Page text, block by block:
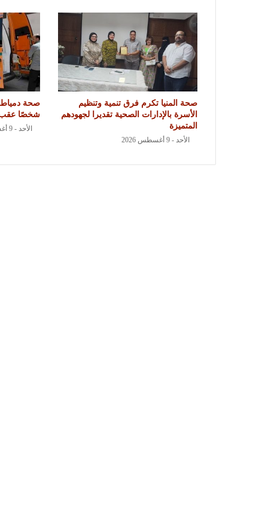
صحة المنيا تكرم فرق تنمية وتنظيم
الأسرة بالإدارات الصحية تقديرا لجهودهم
المتميزة
الأحد - 9 أغسطس 2026
شخصًا عقب
الأحد - 9 أغسطس 2026